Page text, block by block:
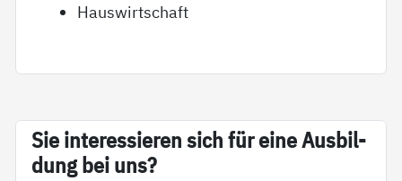
Hauswirtschaft
Sie in­ter­es­sie­ren sich für ei­ne Aus­bil­
dung bei uns?